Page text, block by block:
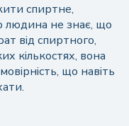
спиртне,
людина не знає, що
від спиртного,
кількостях, вона
що навіть